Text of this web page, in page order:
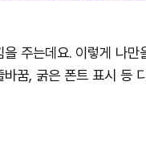
주는데요. 이렇게 나
꿈, 굵은 폰트 표시 등